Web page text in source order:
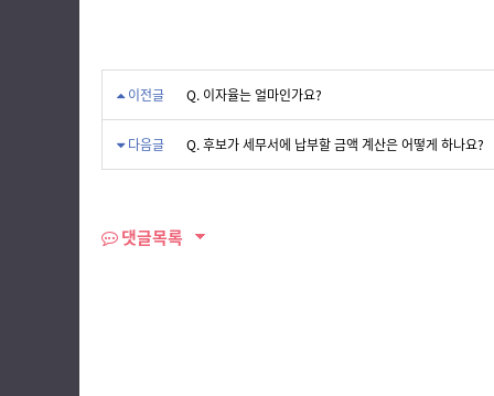
이전글 Q. 이자율는 얼마인가요?
다음글 Q. 후보가 세무서에 납부할 금액 계산은 어떻게 하나요?
댓글목록